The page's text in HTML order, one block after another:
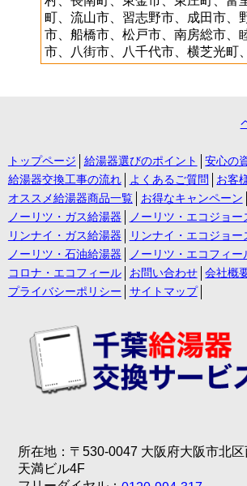
町、流山市、習志野市、成田市、
市、船橋市、松戸市、南房総市、
市、八街市、八千代市、横芝光町
トップページ 給湯器選びのポイント 安心の
給湯器交換工事の流れ
よくあるご質問
お客
オススメ給湯器商品一覧
お得なキャンペーン
ノーリツ・ガス給湯器
ノーリツ・エコジョー
リンナイ・ガス給湯器
リンナイ・エコジョー
ノーリツ・石油給湯器
ノーリツ・エコフィー
コロナ・エコフィール
お問い合わせ
会社概
プライバシーポリシー
サイトマップ
所在地：〒530-0047 大阪府大阪市北
天満ビル4F